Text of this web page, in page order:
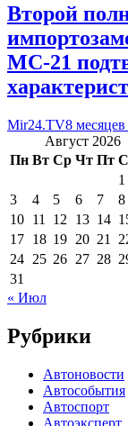
Второй
МС-21
Mir24.TV8 месяцев
Август 2026
Пн Вт Ср Чт Пт
1
3
4 5 6 7 8
10 11 12 13 14
17 18 19 20 21
24 25 26 27 28
31
« Июл
Рубрики
Автоновости
Автособытия
Автоспорт
Автоэксперт